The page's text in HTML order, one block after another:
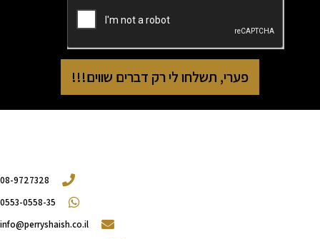
פערי, תשלחו לי רק דברים שווים!!!
08-9727328
0553-0558-35
info@perryshaish.co.il​